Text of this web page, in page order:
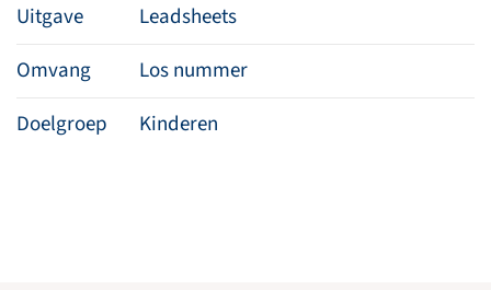
Uitgave
Leadsheets
Omvang
Los nummer
Doelgroep
Kinderen